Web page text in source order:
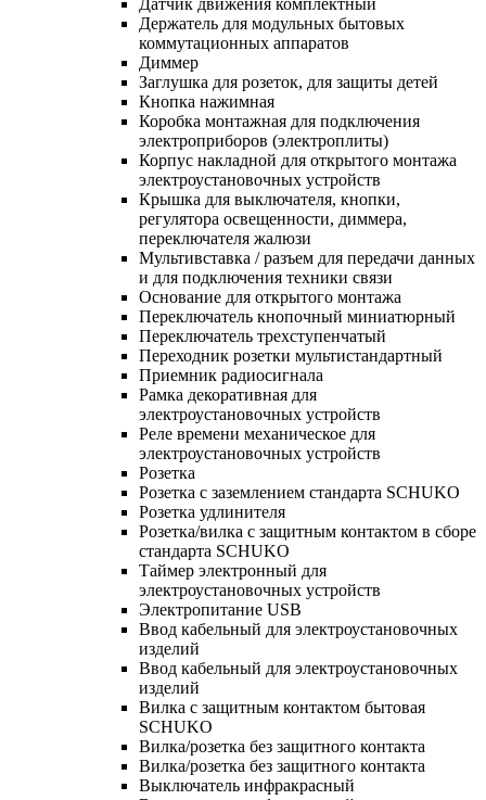
Держатель для модульных бытовых
коммутационных аппаратов
Диммер
Заглушка для розеток, для защиты детей
Кнопка нажимная
Коробка монтажная для подключения
электроприборов (электроплиты)
Корпус накладной для открытого монтажа
электроустановочных устройств
Крышка для выключателя, кнопки,
регулятора освещенности, диммера,
переключателя жалюзи
Мультивставка / разъем для передачи данных
и для подключения техники связи
Основание для открытого монтажа
Переключатель кнопочный миниатюрный
Переключатель трехступенчатый
Переходник розетки мультистандартный
Приемник радиосигнала
Рамка декоративная для
электроустановочных устройств
Реле времени механическое для
электроустановочных устройств
Розетка
Розетка с заземлением стандарта SCHUKO
Розетка удлинителя
Розетка/вилка с защитным контактом в сборе
стандарта SCHUKO
Таймер электронный для
электроустановочных устройств
Электропитание USB
Ввод кабельный для электроустановочных
изделий
Ввод кабельный для электроустановочных
изделий
Вилка с защитным контактом бытовая
SCHUKO
Вилка/розетка без защитного контакта
Вилка/розетка без защитного контакта
Выключатель инфракрасный